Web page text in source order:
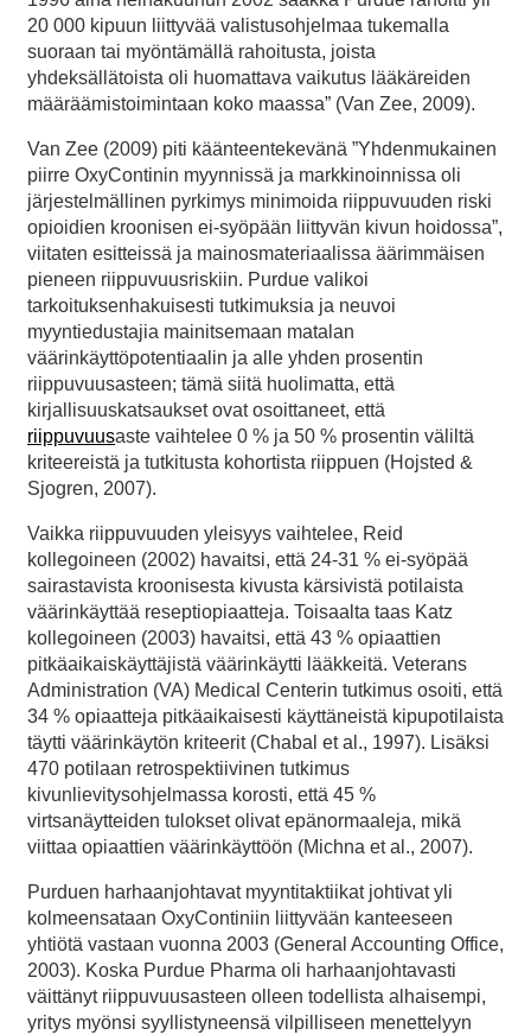
20 000 kipuun liittyvää valistusohjelmaa tukemalla
suoraan tai myöntämällä rahoitusta, joista
yhdeksällätoista oli huomattava vaikutus lääkäreiden
määräämistoimintaan koko maassa” (Van Zee, 2009).
Van Zee (2009) piti käänteentekevänä ”Yhdenmukainen
piirre OxyContinin myynnissä ja markkinoinnissa oli
järjestelmällinen pyrkimys minimoida riippuvuuden riski
opioidien kroonisen ei-syöpään liittyvän kivun hoidossa”,
viitaten esitteissä ja mainosmateriaalissa äärimmäisen
pieneen riippuvuusriskiin. Purdue valikoi
tarkoituksenhakuisesti tutkimuksia ja neuvoi
myyntiedustajia mainitsemaan matalan
väärinkäyttöpotentiaalin ja alle yhden prosentin
riippuvuusasteen; tämä siitä huolimatta, että
kirjallisuuskatsaukset ovat osoittaneet, että
riippuvuusaste vaihtelee 0 % ja 50 % prosentin väliltä
kriteereistä ja tutkitusta kohortista riippuen (Hojsted &
Sjogren, 2007).
Vaikka riippuvuuden yleisyys vaihtelee, Reid
kollegoineen (2002) havaitsi, että 24-31 % ei-syöpää
sairastavista kroonisesta kivusta kärsivistä potilaista
väärinkäyttää reseptiopiaatteja. Toisaalta taas Katz
kollegoineen (2003) havaitsi, että 43 % opiaattien
pitkäaikaiskäyttäjistä väärinkäytti lääkkeitä. Veterans
Administration (VA) Medical Centerin tutkimus osoiti, että
34 % opiaatteja pitkäaikaisesti käyttäneistä kipupotilaista
täytti väärinkäytön kriteerit (Chabal et al., 1997). Lisäksi
470 potilaan retrospektiivinen tutkimus
kivunlievitysohjelmassa korosti, että 45 %
virtsanäytteiden tulokset olivat epänormaaleja, mikä
viittaa opiaattien väärinkäyttöön (Michna et al., 2007).
Purduen harhaanjohtavat myyntitaktiikat johtivat yli
kolmeensataan OxyContiniin liittyvään kanteeseen
yhtiötä vastaan vuonna 2003 (General Accounting Office,
2003). Koska Purdue Pharma oli harhaanjohtavasti
väittänyt riippuvuusasteen olleen todellista alhaisempi,
yritys myönsi syyllistyneensä vilpilliseen menettelyyn